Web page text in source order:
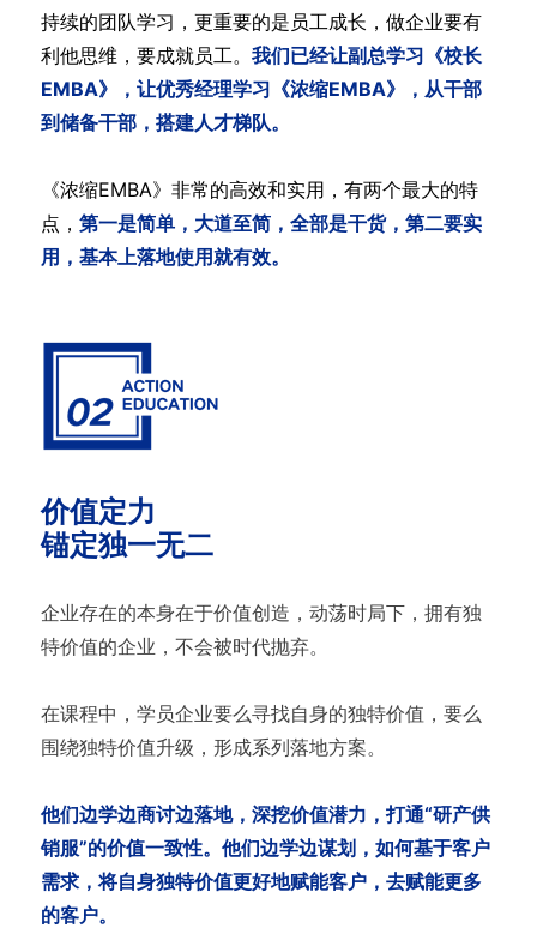
持续的团队学习，更重要的是员工成长，做企业要有
利他思维，要成就员工。 我们已经让副总学习《校长
EMBA》，让优秀经理学习《浓缩EMBA》，从干部
到储备干部，搭建人才梯队。
《浓缩EMBA》非常的高效和实用，有两个最大的特
点， 第一是简单，大道至简，全部是干货，第二要实
用，基本上落地使用就有效。
价值定力
锚定独一无二
企业存在的本身在于价值创造，动荡时局下，拥有独
特价值的企业，不会被时代抛弃。
在课程中，学员企业要么寻找自身的独特价值，要么
围绕独特价值升级，形成系列落地方案。
他们边学边商讨边落地，深挖价值潜力，打通“研产供
销服”的价值一致性。他们边学边谋划，如何基于客户
需求，将自身独特价值更好地赋能客户，去赋能更多
的客户。